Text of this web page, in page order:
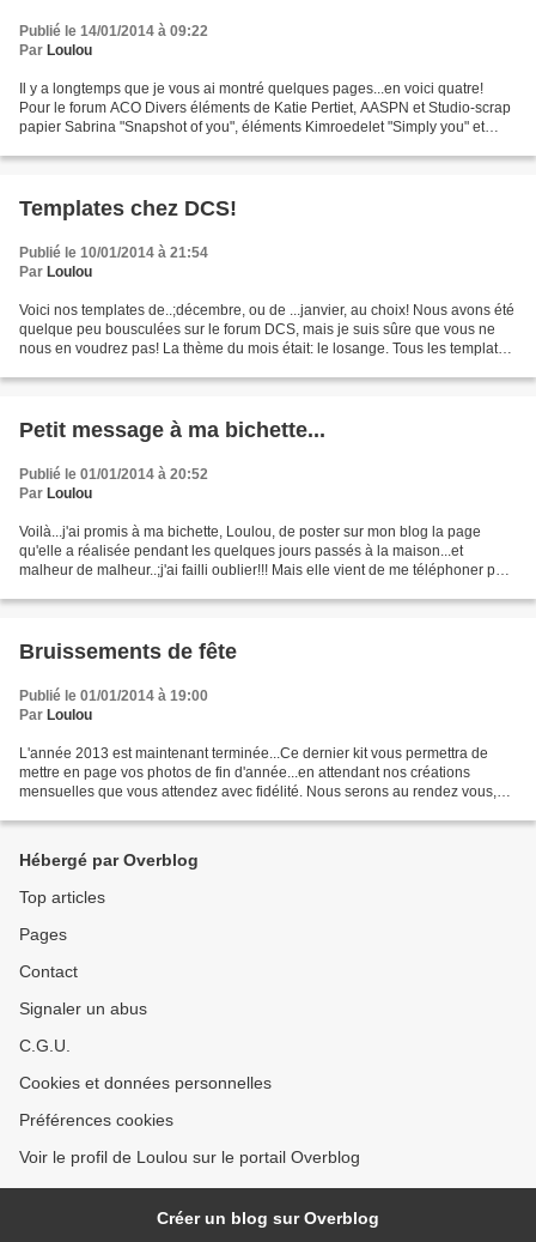
Publié le 14/01/2014 à 09:22
Par Loulou
Il y a longtemps que je vous ai montré quelques pages...en voici quatre!
Pour le forum ACO Divers éléments de Katie Pertiet, AASPN et Studio-scrap
papier Sabrina "Snapshot of you", éléments Kimroedelet "Simply you" et
Templates chez DCS!
Publié le 10/01/2014 à 21:54
Par Loulou
Voici nos templates de..;décembre, ou de ...janvier, au choix! Nous avons été
quelque peu bousculées sur le forum DCS, mais je suis sûre que vous ne
nous en voudrez pas! La thème du mois était: le losange. Tous les templates
Petit message à ma bichette...
Publié le 01/01/2014 à 20:52
Par Loulou
Voilà...j'ai promis à ma bichette, Loulou, de poster sur mon blog la page
qu'elle a réalisée pendant les quelques jours passés à la maison...et
malheur de malheur..;j'ai failli oublier!!! Mais elle vient de me téléphoner pour
Bruissements de fête
Publié le 01/01/2014 à 19:00
Par Loulou
L'année 2013 est maintenant terminée...Ce dernier kit vous permettra de
mettre en page vos photos de fin d'année...en attendant nos créations
mensuelles que vous attendez avec fidélité. Nous serons au rendez vous,
Hébergé par Overblog
Top articles
Pages
Contact
Signaler un abus
C.G.U.
Cookies et données personnelles
Préférences cookies
Voir le profil de Loulou sur le portail Overblog
Créer un blog sur Overblog